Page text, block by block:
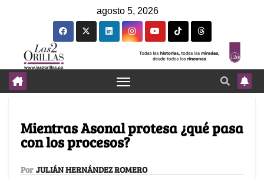
agosto 5, 2026
Mientras Asonal protesa ¿qué pasa
con los procesos?
Por JULIÁN HERNÁNDEZ ROMERO